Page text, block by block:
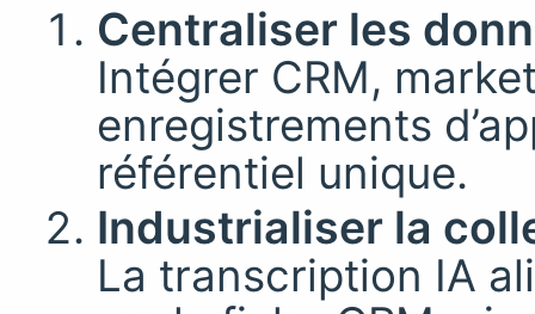
Centraliser les
Intégrer CRM,
enregistrements
référentiel unique.
Industrialiser la
La transcription IA